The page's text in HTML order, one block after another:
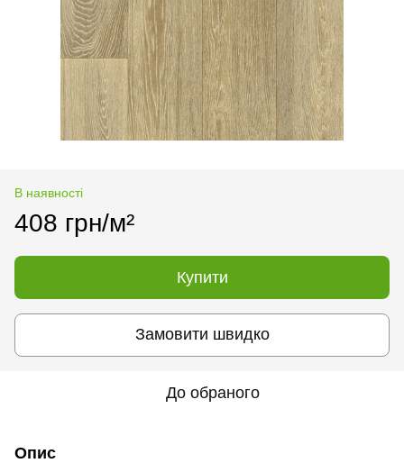
В наявності
408 грн/м²
Купити
Замовити швидко
До обраного
Опис